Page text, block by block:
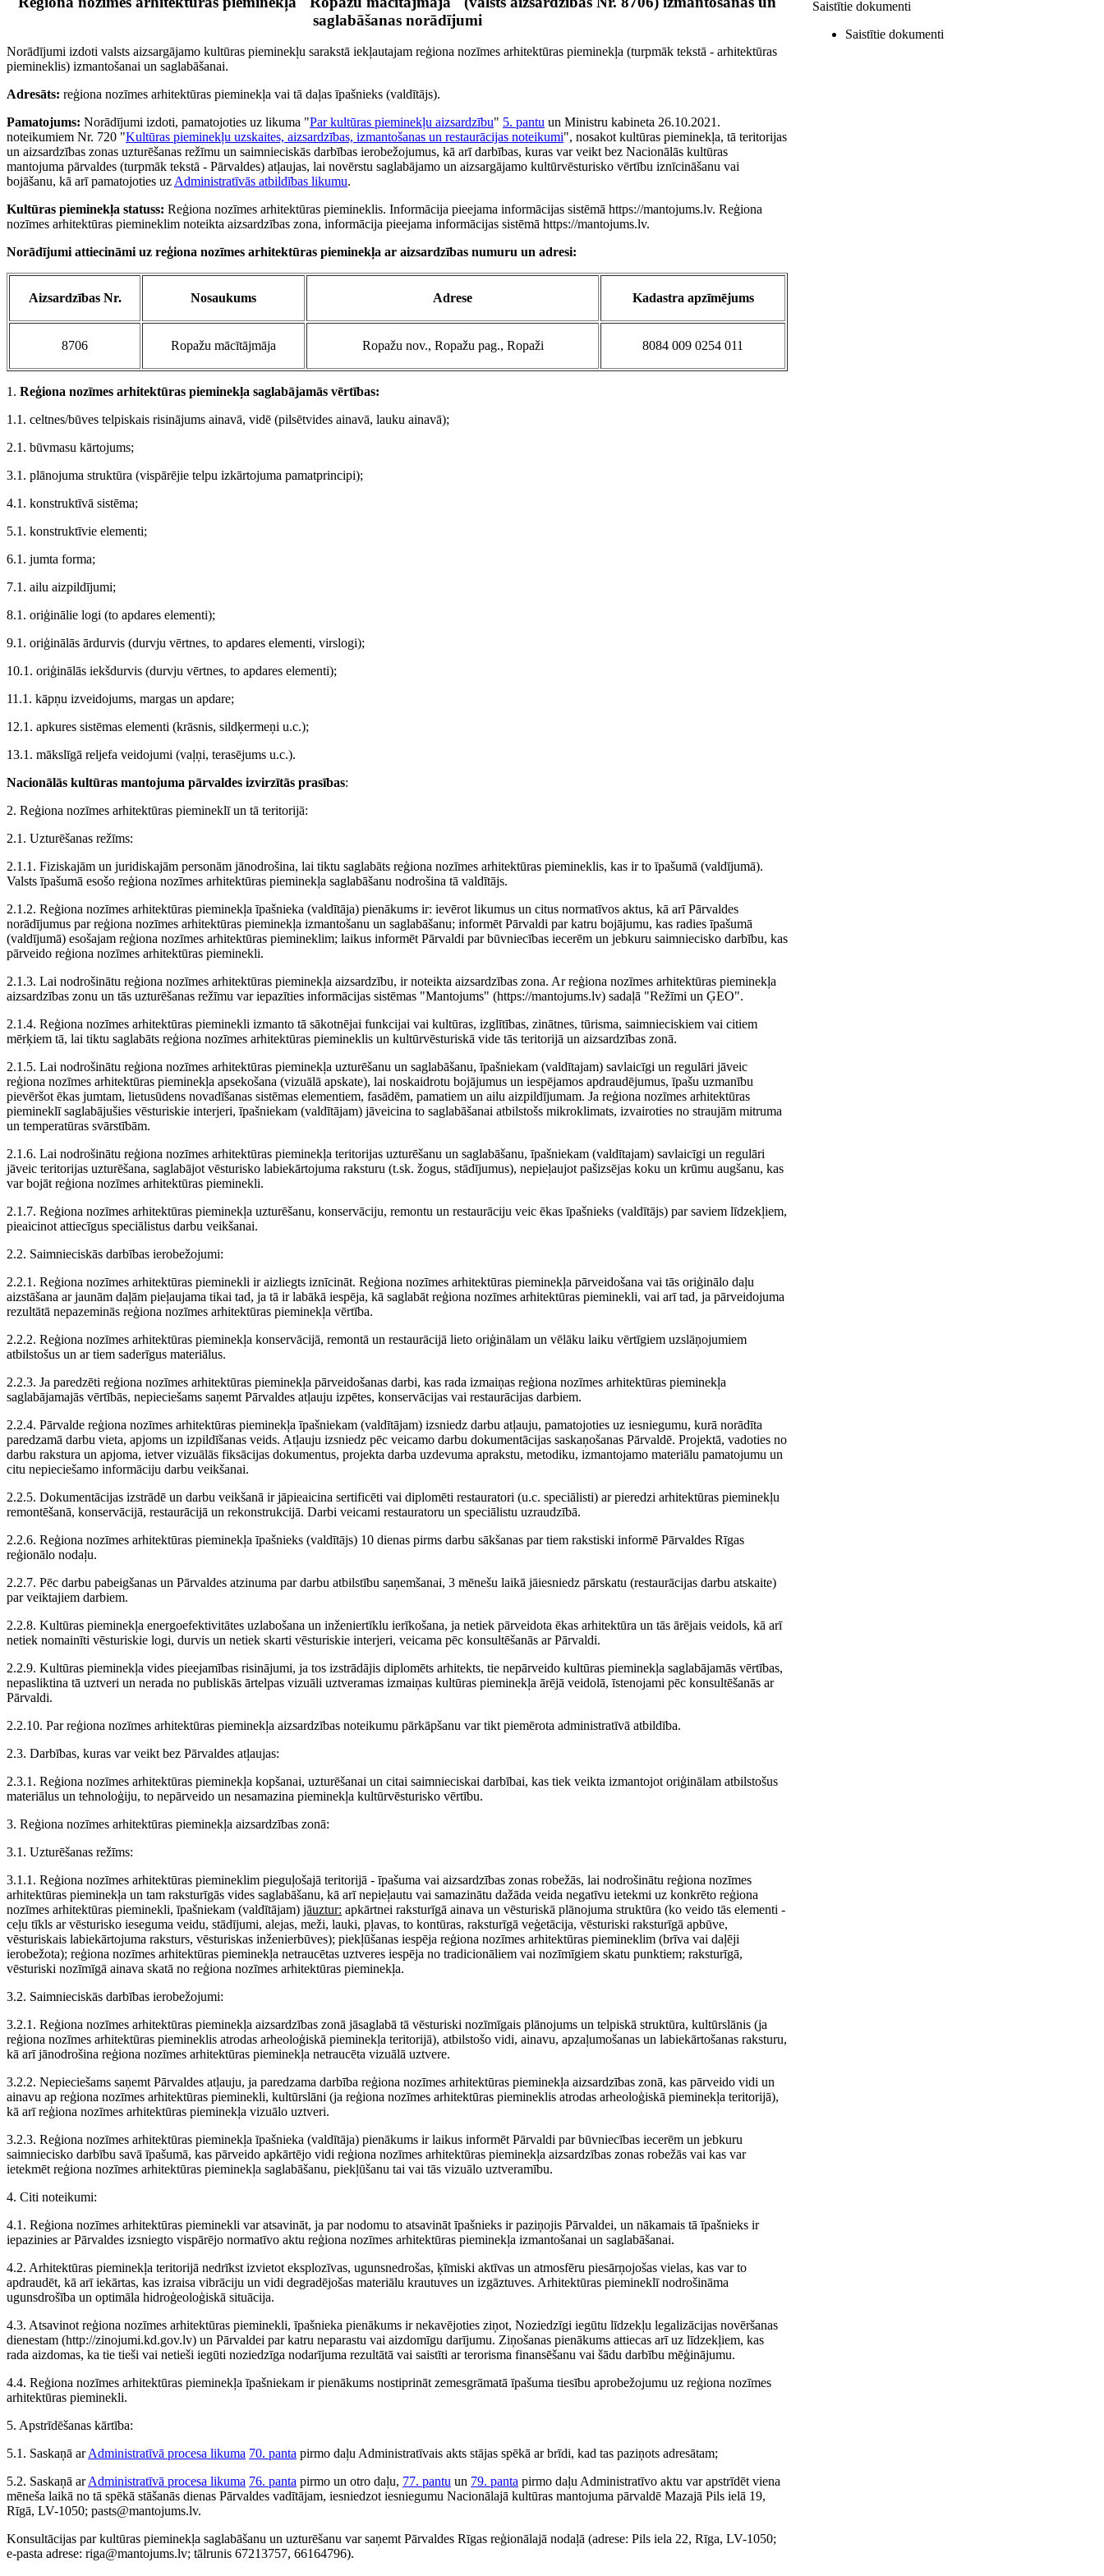
saglabāšanas norādījumi
Norādījumi izdoti valsts aizsargājamo kultūras pieminekļu sarakstā iekļautajam reģiona nozīmes arhitektūras pieminekļa (turpmāk tekstā - arhitektūras
piemineklis) izmantošanai un saglabāšanai.
Adresāts: reģiona nozīmes arhitektūras pieminekļa vai tā daļas īpašnieks (valdītājs).
Pamatojums: Norādījumi izdoti, pamatojoties uz likuma "Par kultūras pieminekļu aizsardzību" 5. pantu un Ministru kabineta 26.10.2021.
noteikumiem Nr. 720 "Kultūras pieminekļu uzskaites, aizsardzības, izmantošanas un restaurācijas noteikumi", nosakot kultūras pieminekļa, tā teritorijas
un aizsardzības zonas uzturēšanas režīmu un saimnieciskās darbības ierobežojumus, kā arī darbības, kuras var veikt bez Nacionālās kultūras
mantojuma pārvaldes (turpmāk tekstā - Pārvaldes) atļaujas, lai novērstu saglabājamo un aizsargājamo kultūrvēsturisko vērtību iznīcināšanu vai
bojāšanu, kā arī pamatojoties uzAdministratīvās atbildības likumu.
Kultūras pieminekļa statuss: Reģiona nozīmes arhitektūras piemineklis. Informācija pieejama informācijas sistēmā https://mantojums.lv. Reģiona
nozīmes arhitektūras piemineklim noteikta aizsardzības zona, informācija pieejama informācijas sistēmā https://mantojums.lv.
Norādījumi attiecināmi uz reģiona nozīmes arhitektūras pieminekļa ar aizsardzības numuru un adresi:
Aizsardzības Nr. Nosaukums Adrese Kadastra apzīmējums
8706 Ropažu mācītājmāja Ropažu nov., Ropažu pag., Ropaži 8084 009 0254 011
1. Reģiona nozīmes arhitektūras pieminekļa saglabājamās vērtības:
1.1. celtnes/būves telpiskais risinājums ainavā, vidē (pilsētvides ainavā, lauku ainavā);
2.1. būvmasu kārtojums;
3.1. plānojuma struktūra (vispārējie telpu izkārtojuma pamatprincipi);
4.1. konstruktīvā sistēma;
5.1. konstruktīvie elementi;
6.1. jumta forma;
7.1. ailu aizpildījumi;
8.1. oriģinālie logi (to apdares elementi);
9.1. oriģinālās ārdurvis (durvju vērtnes, to apdares elementi, virslogi);
10.1. oriģinālās iekšdurvis (durvju vērtnes, to apdares elementi);
11.1. kāpņu izveidojums, margas un apdare;
12.1. apkures sistēmas elementi (krāsnis, sildķermeņi u.c.);
13.1. mākslīgā reljefa veidojumi (vaļņi, terasējums u.c.).
Nacionālās kultūras mantojuma pārvaldes izvirzītās prasības:
2. Reģiona nozīmes arhitektūras piemineklī un tā teritorijā:
2.1. Uzturēšanas režīms:
2.1.1. Fiziskajām un juridiskajām personām jānodrošina, lai tiktu saglabāts reģiona nozīmes arhitektūras piemineklis, kas ir to īpašumā (valdījumā).
Valsts īpašumā esošo reģiona nozīmes arhitektūras pieminekļa saglabāšanu nodrošina tā valdītājs.
2.1.2. Reģiona nozīmes arhitektūras pieminekļa īpašnieka (valdītāja) pienākums ir: ievērot likumus un citus normatīvos aktus, kā arī Pārvaldes
norādījumus par reģiona nozīmes arhitektūras pieminekļa izmantošanu un saglabāšanu; informēt Pārvaldi par katru bojājumu, kas radies īpašumā
(valdījumā) esošajam reģiona nozīmes arhitektūras piemineklim; laikus informēt Pārvaldi par būvniecības iecerēm un jebkuru saimniecisko darbību, kas
pārveido reģiona nozīmes arhitektūras pieminekli.
2.1.3. Lai nodrošinātu reģiona nozīmes arhitektūras pieminekļa aizsardzību, ir noteikta aizsardzības zona. Ar reģiona nozīmes arhitektūras pieminekļa
aizsardzības zonu un tās uzturēšanas režīmu var iepazīties informācijas sistēmas "Mantojums" (https://mantojums.lv) sadaļā "Režīmi un ĢEO".
2.1.4. Reģiona nozīmes arhitektūras pieminekli izmanto tā sākotnējai funkcijai vai kultūras, izglītības, zinātnes, tūrisma, saimnieciskiem vai citiem
mērķiem tā, lai tiktu saglabāts reģiona nozīmes arhitektūras piemineklis un kultūrvēsturiskā vide tās teritorijā un aizsardzības zonā.
2.1.5. Lai nodrošinātu reģiona nozīmes arhitektūras pieminekļa uzturēšanu un saglabāšanu, īpašniekam (valdītajam) savlaicīgi un regulāri jāveic
reģiona nozīmes arhitektūras pieminekļa apsekošana (vizuālā apskate), lai noskaidrotu bojājumus un iespējamos apdraudējumus, īpašu uzmanību
pievēršot ēkas jumtam, lietusūdens novadīšanas sistēmas elementiem, fasādēm, pamatiem un ailu aizpildījumam. Ja reģiona nozīmes arhitektūras
piemineklī saglabājušies vēsturiskie interjeri, īpašniekam (valdītājam) jāveicina to saglabāšanai atbilstošs mikroklimats, izvairoties no straujām mitruma
un temperatūras svārstībām.
2.1.6. Lai nodrošinātu reģiona nozīmes arhitektūras pieminekļa teritorijas uzturēšanu un saglabāšanu, īpašniekam (valdītajam) savlaicīgi un regulāri
jāveic teritorijas uzturēšana, saglabājot vēsturisko labiekārtojuma raksturu (t.sk. žogus, stādījumus), nepieļaujot pašizsējas koku un krūmu augšanu, kas
var bojāt reģiona nozīmes arhitektūras pieminekli.
2.1.7. Reģiona nozīmes arhitektūras pieminekļa uzturēšanu, konservāciju, remontu un restaurāciju veic ēkas īpašnieks (valdītājs) par saviem līdzekļiem,
pieaicinot attiecīgus speciālistus darbu veikšanai.
2.2. Saimnieciskās darbības ierobežojumi:
2.2.1. Reģiona nozīmes arhitektūras pieminekli ir aizliegts iznīcināt. Reģiona nozīmes arhitektūras pieminekļa pārveidošana vai tās oriģinālo daļu
aizstāšana ar jaunām daļām pieļaujama tikai tad, ja tā ir labākā iespēja, kā saglabāt reģiona nozīmes arhitektūras pieminekli, vai arī tad, ja pārveidojuma
rezultātā nepazeminās reģiona nozīmes arhitektūras pieminekļa vērtība.
2.2.2. Reģiona nozīmes arhitektūras pieminekļa konservācijā, remontā un restaurācijā lieto oriģinālam un vēlāku laiku vērtīgiem uzslāņojumiem
atbilstošus un ar tiem saderīgus materiālus.
2.2.3. Ja paredzēti reģiona nozīmes arhitektūras pieminekļa pārveidošanas darbi, kas rada izmaiņas reģiona nozīmes arhitektūras pieminekļa
saglabājamajās vērtībās, nepieciešams saņemt Pārvaldes atļauju izpētes, konservācijas vai restaurācijas darbiem.
2.2.4. Pārvalde reģiona nozīmes arhitektūras pieminekļa īpašniekam (valdītājam) izsniedz darbu atļauju, pamatojoties uz iesniegumu, kurā norādīta
paredzamā darbu vieta, apjoms un izpildīšanas veids. Atļauju izsniedz pēc veicamo darbu dokumentācijas saskaņošanas Pārvaldē. Projektā, vadoties no
darbu rakstura un apjoma, ietver vizuālās fiksācijas dokumentus, projekta darba uzdevuma aprakstu, metodiku, izmantojamo materiālu pamatojumu un
citu nepieciešamo informāciju darbu veikšanai.
2.2.5. Dokumentācijas izstrādē un darbu veikšanā ir jāpieaicina sertificēti vai diplomēti restauratori (u.c. speciālisti) ar pieredzi arhitektūras pieminekļu
remontēšanā, konservācijā, restaurācijā un rekonstrukcijā. Darbi veicami restauratoru un speciālistu uzraudzībā.
2.2.6. Reģiona nozīmes arhitektūras pieminekļa īpašnieks (valdītājs) 10 dienas pirms darbu sākšanas par tiem rakstiski informē Pārvaldes Rīgas
reģionālo nodaļu.
2.2.7. Pēc darbu pabeigšanas un Pārvaldes atzinuma par darbu atbilstību saņemšanai, 3 mēnešu laikā jāiesniedz pārskatu (restaurācijas darbu atskaite)
par veiktajiem darbiem.
2.2.8. Kultūras pieminekļa energoefektivitātes uzlabošana un inženiertīklu ierīkošana, ja netiek pārveidota ēkas arhitektūra un tās ārējais veidols, kā arī
netiek nomainīti vēsturiskie logi, durvis un netiek skarti vēsturiskie interjeri, veicama pēc konsultēšanās ar Pārvaldi.
2.2.9. Kultūras pieminekļa vides pieejamības risinājumi, ja tos izstrādājis diplomēts arhitekts, tie nepārveido kultūras pieminekļa saglabājamās vērtības,
nepasliktina tā uztveri un nerada no publiskās ārtelpas vizuāli uztveramas izmaiņas kultūras pieminekļa ārējā veidolā, īstenojami pēc konsultēšanās ar
Pārvaldi.
2.2.10. Par reģiona nozīmes arhitektūras pieminekļa aizsardzības noteikumu pārkāpšanu var tikt piemērota administratīvā atbildība.
2.3. Darbības, kuras var veikt bez Pārvaldes atļaujas:
2.3.1. Reģiona nozīmes arhitektūras pieminekļa kopšanai, uzturēšanai un citai saimnieciskai darbībai, kas tiek veikta izmantojot oriģinālam atbilstošus
materiālus un tehnoloģiju, to nepārveido un nesamazina pieminekļa kultūrvēsturisko vērtību.
3. Reģiona nozīmes arhitektūras pieminekļa aizsardzības zonā:
3.1. Uzturēšanas režīms:
3.1.1. Reģiona nozīmes arhitektūras piemineklim pieguļošajā teritorijā - īpašuma vai aizsardzības zonas robežās, lai nodrošinātu reģiona nozīmes
arhitektūras pieminekļa un tam raksturīgās vides saglabāšanu, kā arī nepieļautu vai samazinātu dažāda veida negatīvu ietekmi uz konkrēto reģiona
nozīmes arhitektūras pieminekli, īpašniekam (valdītājam) jāuztur: apkārtnei raksturīgā ainava un vēsturiskā plānojuma struktūra (ko veido tās elementi -
ceļu tīkls ar vēsturisko ieseguma veidu, stādījumi, alejas, meži, lauki, pļavas, to kontūras, raksturīgā veģetācija, vēsturiski raksturīgā apbūve,
vēsturiskais labiekārtojuma raksturs, vēsturiskas inženierbūves); piekļūšanas iespēja reģiona nozīmes arhitektūras piemineklim (brīva vai daļēji
ierobežota); reģiona nozīmes arhitektūras pieminekļa netraucētas uztveres iespēja no tradicionāliem vai nozīmīgiem skatu punktiem; raksturīgā,
vēsturiski nozīmīgā ainava skatā no reģiona nozīmes arhitektūras pieminekļa.
3.2. Saimnieciskās darbības ierobežojumi:
3.2.1. Reģiona nozīmes arhitektūras pieminekļa aizsardzības zonā jāsaglabā tā vēsturiski nozīmīgais plānojums un telpiskā struktūra, kultūrslānis (ja
reģiona nozīmes arhitektūras piemineklis atrodas arheoloģiskā pieminekļa teritorijā), atbilstošo vidi, ainavu, apzaļumošanas un labiekārtošanas raksturu,
kā arī jānodrošina reģiona nozīmes arhitektūras pieminekļa netraucēta vizuālā uztvere.
3.2.2. Nepieciešams saņemt Pārvaldes atļauju, ja paredzama darbība reģiona nozīmes arhitektūras pieminekļa aizsardzības zonā, kas pārveido vidi un
ainavu ap reģiona nozīmes arhitektūras pieminekli, kultūrslāni (ja reģiona nozīmes arhitektūras piemineklis atrodas arheoloģiskā pieminekļa teritorijā),
kā arī reģiona nozīmes arhitektūras pieminekļa vizuālo uztveri.
3.2.3. Reģiona nozīmes arhitektūras pieminekļa īpašnieka (valdītāja) pienākums ir laikus informēt Pārvaldi par būvniecības iecerēm un jebkuru
saimniecisko darbību savā īpašumā, kas pārveido apkārtējo vidi reģiona nozīmes arhitektūras pieminekļa aizsardzības zonas robežās vai kas var
ietekmēt reģiona nozīmes arhitektūras pieminekļa saglabāšanu, piekļūšanu tai vai tās vizuālo uztveramību.
4. Citi noteikumi:
4.1. Reģiona nozīmes arhitektūras pieminekli var atsavināt, ja par nodomu to atsavināt īpašnieks ir paziņojis Pārvaldei, un nākamais tā īpašnieks ir
iepazinies ar Pārvaldes izsniegto vispārējo normatīvo aktu reģiona nozīmes arhitektūras pieminekļa izmantošanai un saglabāšanai.
4.2. Arhitektūras pieminekļa teritorijā nedrīkst izvietot eksplozīvas, ugunsnedrošas, ķīmiski aktīvas un atmosfēru piesārņojošas vielas, kas var to
apdraudēt, kā arī iekārtas, kas izraisa vibrāciju un vidi degradējošas materiālu krautuves un izgāztuves. Arhitektūras piemineklī nodrošināma
ugunsdrošība un optimāla hidroģeoloģiskā situācija.
4.3. Atsavinot reģiona nozīmes arhitektūras pieminekli, īpašnieka pienākums ir nekavējoties ziņot, Noziedzīgi iegūtu līdzekļu legalizācijas novēršanas
dienestam (http://zinojumi.kd.gov.lv) un Pārvaldei par katru neparastu vai aizdomīgu darījumu. Ziņošanas pienākums attiecas arī uz līdzekļiem, kas
rada aizdomas, ka tie tieši vai netieši iegūti noziedzīga nodarījuma rezultātā vai saistīti ar terorisma finansēšanu vai šādu darbību mēģinājumu.
4.4. Reģiona nozīmes arhitektūras pieminekļa īpašniekam ir pienākums nostiprināt zemesgrāmatā īpašuma tiesību aprobežojumu uz reģiona nozīmes
arhitektūras pieminekli.
5. Apstrīdēšanas kārtība:
5.1. Saskaņā arAdministratīvā procesa likuma 70. panta pirmo daļu Administratīvais akts stājas spēkā ar brīdi, kad tas paziņots adresātam;
5.2. Saskaņā arAdministratīvā procesa likuma 76. panta pirmo un otro daļu, 77. pantu un 79. panta pirmo daļu Administratīvo aktu var apstrīdēt viena
mēneša laikā no tā spēkā stāšanās dienas Pārvaldes vadītājam, iesniedzot iesniegumu Nacionālajā kultūras mantojuma pārvaldē Mazajā Pils ielā 19,
Rīgā, LV-1050; pasts@mantojums.lv.
Konsultācijas par kultūras pieminekļa saglabāšanu un uzturēšanu var saņemt Pārvaldes Rīgas reģionālajā nodaļā (adrese: Pils iela 22, Rīga, LV-1050;
e-pasta adrese: riga@mantojums.lv; tālrunis 67213757, 66164796).
Saistītie dokumenti
Saistītie dokumenti